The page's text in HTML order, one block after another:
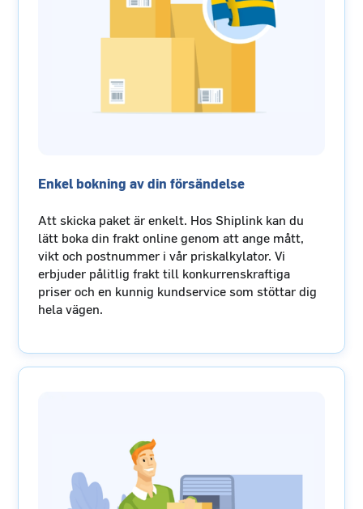
Enkel bokning av din försändelse
Att skicka paket är enkelt. Hos Shiplink kan du
lätt boka din frakt online genom att ange mått,
vikt och postnummer i vår priskalkylator. Vi
erbjuder pålitlig frakt till konkurrenskraftiga
priser och en kunnig kundservice som stöttar dig
hela vägen.